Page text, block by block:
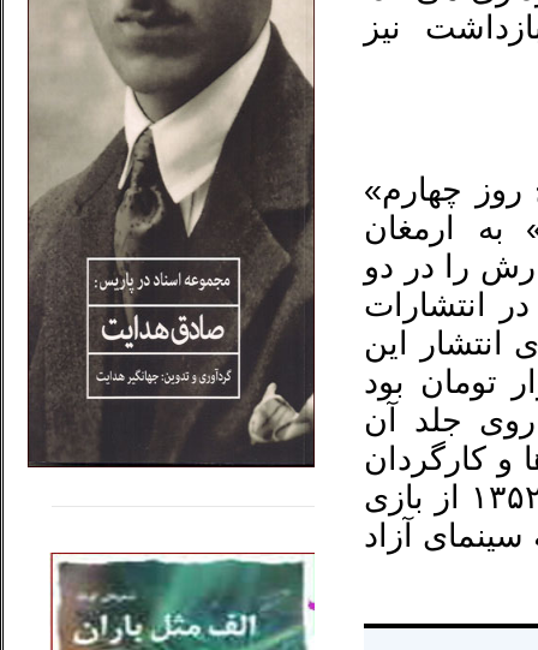
نیز
روز چهارم»
به ارمغان
مجموع اشعارش را در دو
انتشارات
این
تومان بود
جلد آن
و کارگردان
سینما بر عهده گرفت. شهرزاد حوالی سال ۱۳۵۲ از بازی
آزاد